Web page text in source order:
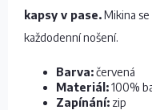
kapsy v pase.Mikina se
každodenní nošení.
Barva:červená
Materiál:100%
Zapínání: zip